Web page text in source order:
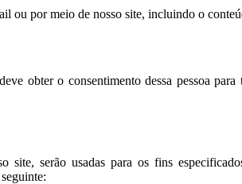
ou por meio de nosso site, incluindo o
obter o consentimento dessa pessoa
site, serão usadas para os fins